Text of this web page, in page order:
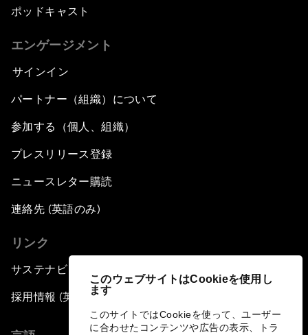
このウェブサイトはCookieを使用し
ます
このサイトではCookieを使って、ユーザー
に合わせたコンテンツや広告の表示、トラ
ポッドキャスト
エンゲージメント
サインイン
パートナー（組織）について
参加する（個人、組織）
プレスリリース登録
ニュースレター購読
連絡先 (英語のみ)
リンク
サステナビリティへの取り組み
採用情報 (英語のみ)